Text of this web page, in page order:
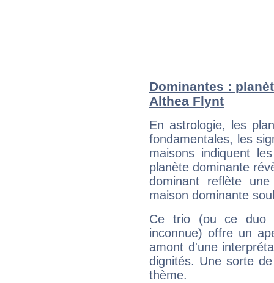
Dominantes :
Althea Flynt
En astrologie, les
fondamentales, les
maisons indiquent
planète dominante
dominant reflète
maison dominante
Ce trio (ou ce duo
inconnue) offre un
amont d'une
dignités. Une sorte
thème.